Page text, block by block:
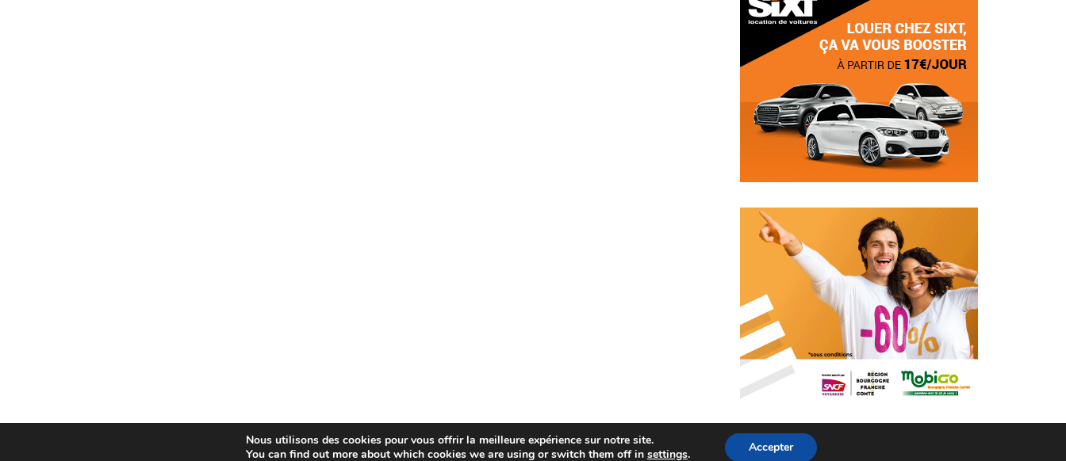
Nous utilisons des cookies pour vous offrir la meilleure expérience sur notre site.
You can find out more about which cookies we are using or switch them off in settings. Accepter